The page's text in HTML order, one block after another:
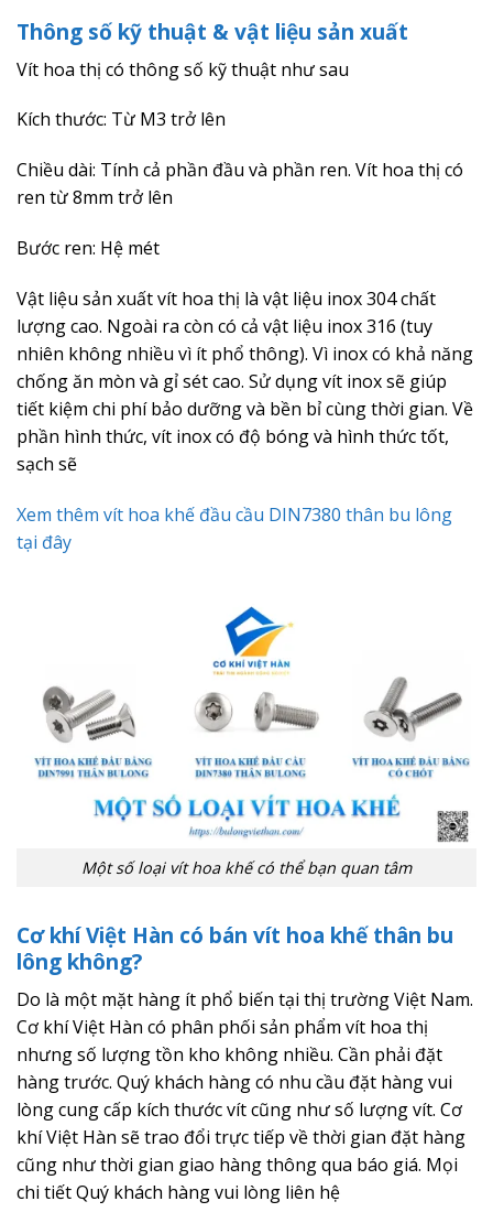
Thông số kỹ thuật & vật liệu sản xuất
Vít hoa thị có thông số kỹ thuật như sau
Kích thước: Từ M3 trở lên
Chiều dài: Tính cả phần đầu và phần ren. Vít hoa thị có
ren từ 8mm trở lên
Bước ren: Hệ mét
Vật liệu sản xuất vít hoa thị là vật liệu inox 304 chất
lượng cao. Ngoài ra còn có cả vật liệu inox 316 (tuy
nhiên không nhiều vì ít phổ thông). Vì inox có khả năng
chống ăn mòn và gỉ sét cao. Sử dụng vít inox sẽ giúp
tiết kiệm chi phí bảo dưỡng và bền bỉ cùng thời gian. Về
phần hình thức, vít inox có độ bóng và hình thức tốt,
sạch sẽ
Xem thêm vít hoa khế đầu cầu DIN7380 thân bu lông
tại đây
Một số loại vít hoa khế có thể bạn quan tâm
Cơ khí Việt Hàn có bán vít hoa khế thân bu
lông không?
Do là một mặt hàng ít phổ biến tại thị trường Việt Nam.
Cơ khí Việt Hàn có phân phối sản phẩm vít hoa thị
nhưng số lượng tồn kho không nhiều. Cần phải đặt
hàng trước. Quý khách hàng có nhu cầu đặt hàng vui
lòng cung cấp kích thước vít cũng như số lượng vít. Cơ
khí Việt Hàn sẽ trao đổi trực tiếp về thời gian đặt hàng
cũng như thời gian giao hàng thông qua báo giá. Mọi
chi tiết Quý khách hàng vui lòng liên hệ